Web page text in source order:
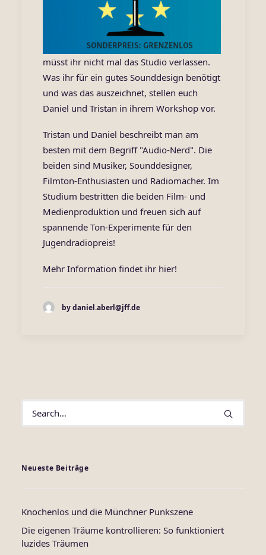
müsst ihr nicht mal das Studio verlassen.
Was ihr für ein gutes Sounddesign benötigt
und was das auszeichnet, stellen euch
Daniel und Tristan in ihrem Workshop vor.
Tristan und Daniel beschreibt man am
besten mit dem Begriff "Audio-Nerd". Die
beiden sind Musiker, Sounddesigner,
Filmton-Enthusiasten und Radiomacher. Im
Studium bestritten die beiden Film- und
Medienproduktion und freuen sich auf
spannende Ton-Experimente für den
Jugendradiopreis!
Mehr Information findet ihr hier!
by daniel.aberl@jff.de
Neueste Beiträge
Knochenlos und die Münchner Punkszene
Die eigenen Träume kontrollieren: So funktioniert
luzides Träumen